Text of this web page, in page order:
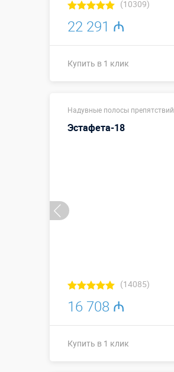
(10309)
22 291 ₼
Купить в 1 клик
Надувные полосы препятствий
Эстафета-18
(14085)
16 708 ₼
Купить в 1 клик